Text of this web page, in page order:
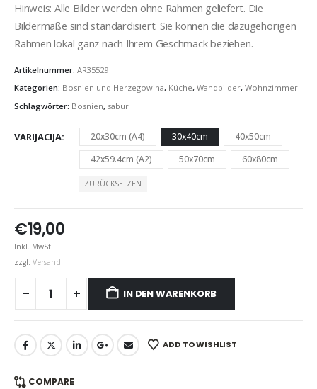
Hinweis: Alle Bilder werden ohne Rahmen geliefert. Die
Bildermaße sind standardisiert. Sie können die dazugehörigen
Rahmen lokal ganz nach Ihrem Geschmack beziehen.
Artikelnummer: AR35529
Kategorien: Bosnien und Herzegowina, Küche, Wandbilder, Wohnzimmer
Schlagwörter: Bosnien, sabur
VARIJACIJA 20x30cm (A4) 30x40cm
40x50cm
42x59.4cm (A2)
50x70cm 60x80cm
ZURÜCKSETZEN
€19,00
Inkl. MwSt.
zzgl. Versand
IN DEN WARENKORB
ADD TO WISHLIST
COMPARE